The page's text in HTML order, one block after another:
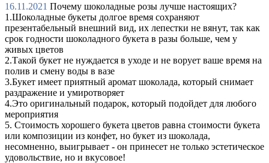
16.11.2021 Почему шоколадные розы лучше настоящих?
1.Шоколадные букеты долгое время сохраняют
презентабельный внешний вид, их лепестки не вянут, так как
срок годности шоколадного букета в разы больше, чем у
живых цветов
2.Такой букет не нуждается в уходе и не ворует ваше время на
полив и смену воды в вазе
3.Букет имеет приятный аромат шоколада, который снимает
раздражение и умиротворяет
4.Это оригинальный подарок, который подойдет для любого
мероприятия
5. Стоимость хорошего букета цветов равна стоимости букета
или композиции из конфет, но букет из шоколада,
несомненно, выигрывает - он принесет не только эстетическое
удовольствие, но и вкусовое!